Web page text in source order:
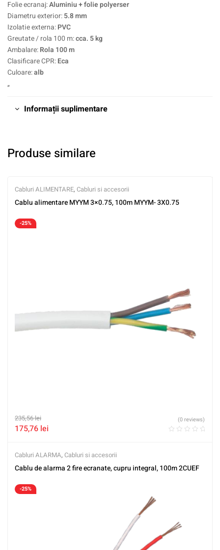
Folie ecranaj:Aluminiu + folie polyerser
Diametru exterior:5.8 mm
Izolatie externa:PVC
Greutate / rola 100 m:cca. 5 kg
Ambalare:Rola 100 m
Clasificare CPR:Eca
Culoare:alb
„
Informații suplimentare
Produse similare
Cabluri ALIMENTARE, Cabluri si accesorii
Cablu alimentare MYYM 3×0.75, 100m MYYM- 3X0.75
-25%
235,56lei
175,76 lei
(0 reviews)
Cabluri ALARMA, Cabluri si accesorii
Cablu de alarma 2 fire ecranate, cupru integral, 100m 2CUEF
-25%